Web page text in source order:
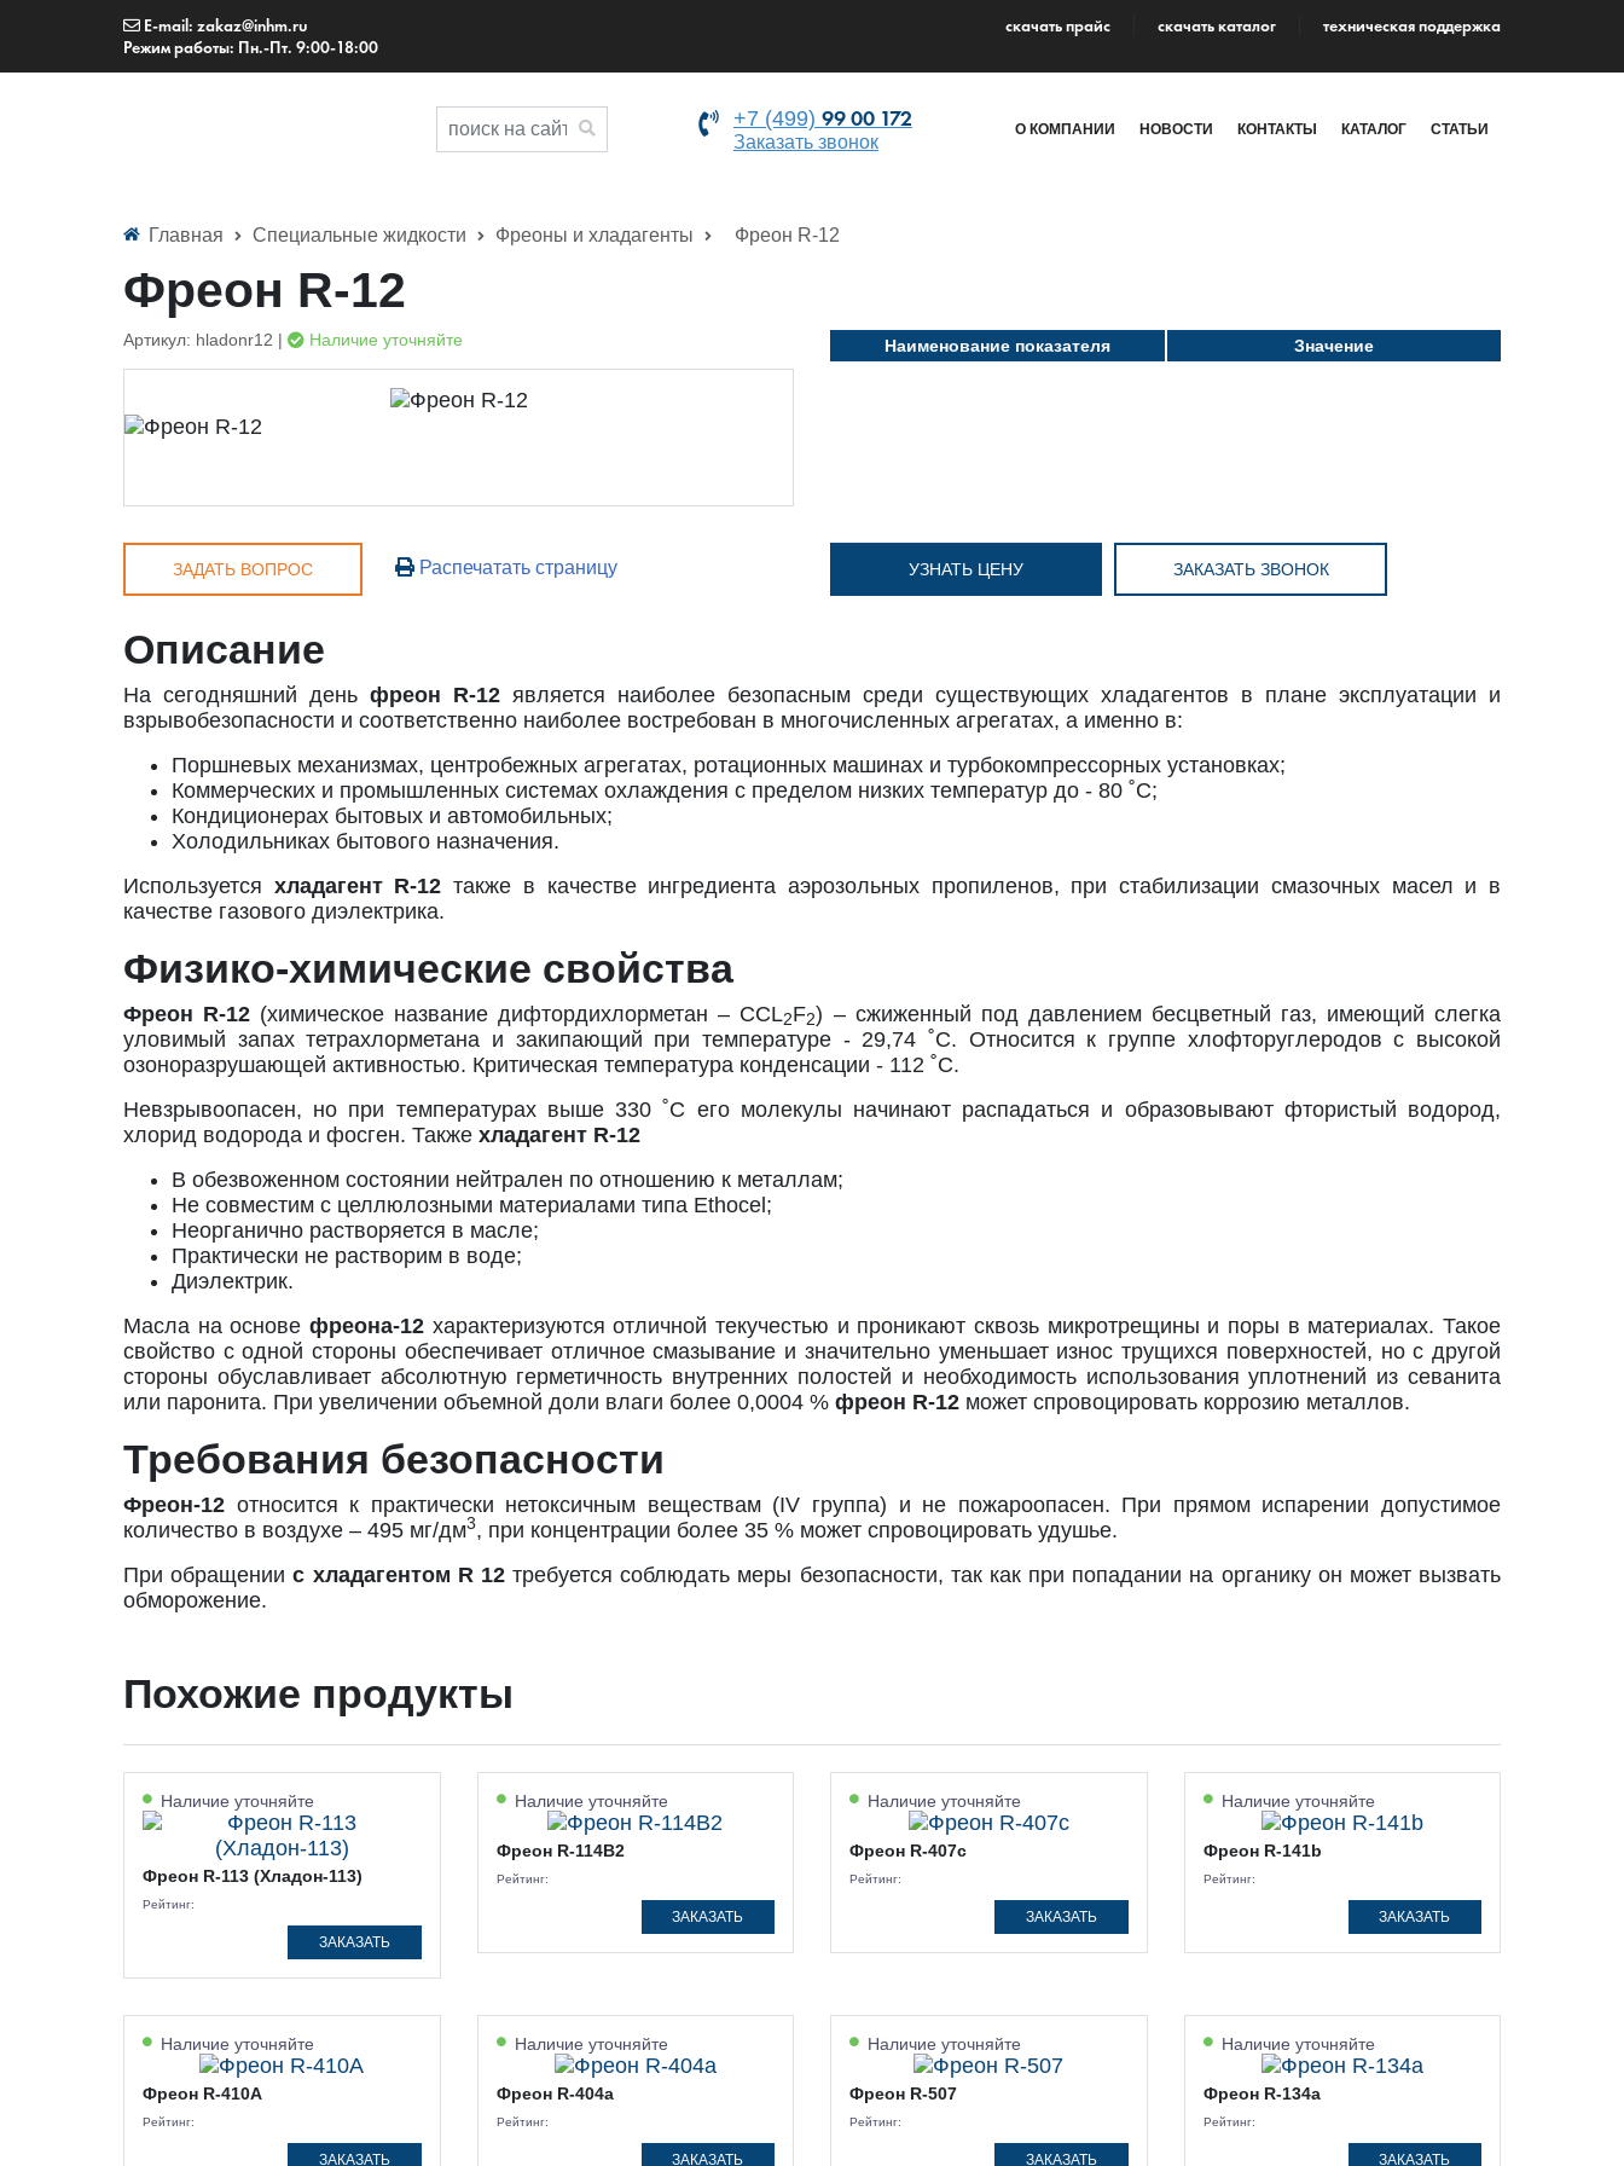
E-mail: zakaz@inhm.ru
Режим работы: Пн.-Пт. 9:00-18:00
cкачать прайс cкачать каталог техническая поддержка
+7 (499) 99 00 172
Заказать звонок
О КОМПАНИИ НОВОСТИ КОНТАКТЫ КАТАЛОГ СТАТЬИ
Главная Специальные жидкости Фреоны и хладагенты Фреон R-12
Фреон R-12
Артикул: hladonr12 | Наличие уточняйте Наименование показателя Значение
УЗНАТЬ ЦЕНУ ЗАКАЗАТЬ ЗВОНОК
ЗАДАТЬ ВОПРОС Распечатать страницу
Описание
На сегодняшний день фреон R-12 является наиболее безопасным среди существующих хладагентов в плане эксплуатации и
взрывобезопасности и соответственно наиболее востребован в многочисленных агрегатах, а именно в:
Поршневых механизмах, центробежных агрегатах, ротационных машинах и турбокомпрессорных установках;
Коммерческих и промышленных системах охлаждения с пределом низких температур до - 80 ˚С;
Кондиционерах бытовых и автомобильных;
Холодильниках бытового назначения.
Используется хладагент R-12также в качестве ингредиента аэрозольных пропиленов, при стабилизации смазочных масел и в
качестве газового диэлектрика.
Физико-химические свойства
Фреон R-12 (химическое название дифтордихлорметан – CCL2F2) – сжиженный под давлением бесцветный газ, имеющий слегка
уловимый запах тетрахлорметана и закипающий при температуре - 29,74 ˚С. Относится к группе хлофторуглеродов с высокой
озоноразрушающей активностью. Критическая температура конденсации - 112 ˚С.
Невзрывоопасен, но при температурах выше 330 ˚С его молекулы начинают распадаться и образовывают фтористый водород,
хлорид водорода и фосген. Также хладагент R-12
В обезвоженном состоянии нейтрален по отношению к металлам;
Не совместим с целлюлозными материалами типа Ethocel;
Неорганично растворяется в масле;
Практически не растворим в воде;
Диэлектрик.
Масла на основе фреона-12 характеризуются отличной текучестью и проникают сквозь микротрещины и поры в материалах. Такое
свойство с одной стороны обеспечивает отличное смазывание и значительно уменьшает износ трущихся поверхностей, но с другой
стороны обуславливает абсолютную герметичность внутренних полостей и необходимость использования уплотнений из севанита
или паронита. При увеличении объемной доли влаги более 0,0004 % фреон R-12 может спровоцировать коррозию металлов.
Требования безопасности
Фреон-12 относится к практически нетоксичным веществам (IV группа) и не пожароопасен. При прямом испарении допустимое
количество в воздухе – 495 мг/дм3, при концентрации более 35 % может спровоцировать удушье.
При обращении с хладагентом R 12требуется соблюдать меры безопасности, так как при попадании на органику он может вызвать
обморожение.
Похожие продукты
Наличие уточняйте
Фреон R-113 (Хладон-113)
Рейтинг:
ЗАКАЗАТЬ
Наличие уточняйте
Фреон R-114B2
Рейтинг:
ЗАКАЗАТЬ
Наличие уточняйте
Фреон R-407c
Рейтинг:
ЗАКАЗАТЬ
Наличие уточняйте
Фреон R-141b
Рейтинг:
ЗАКАЗАТЬ
Наличие уточняйте
Фреон R-410A
Рейтинг:
ЗАКАЗАТЬ
Наличие уточняйте
Фреон R-404a
Рейтинг:
ЗАКАЗАТЬ
Наличие уточняйте
Фреон R-507
Рейтинг:
ЗАКАЗАТЬ
Наличие уточняйте
Фреон R-134a
Рейтинг:
ЗАКАЗАТЬ